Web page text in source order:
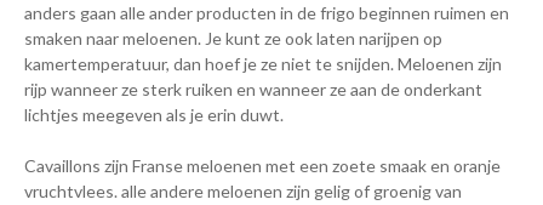
anders gaan alle ander producten in de frigo beginnen ruimen en
smaken naar meloenen. Je kunt ze ook laten narijpen op
kamertemperatuur, dan hoef je ze niet te snijden. Meloenen zijn
rijp wanneer ze sterk ruiken en wanneer ze aan de onderkant
lichtjes meegeven als je erin duwt.
Cavaillons zijn Franse meloenen met een zoete smaak en oranje
vruchtvlees. alle andere meloenen zijn gelig of groenig van